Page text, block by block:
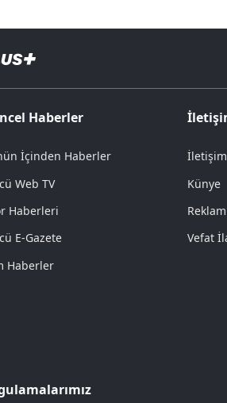
Haberler
İçinden Haberler
Web TV
Haberleri
E-Gazete
Haberler
İletişim
Künye
Vefat